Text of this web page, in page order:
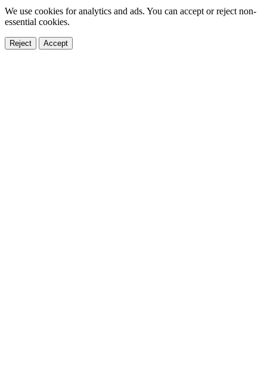
We use cookies for analytics and ads. You can accept or reject non-
essential cookies.
Reject Accept